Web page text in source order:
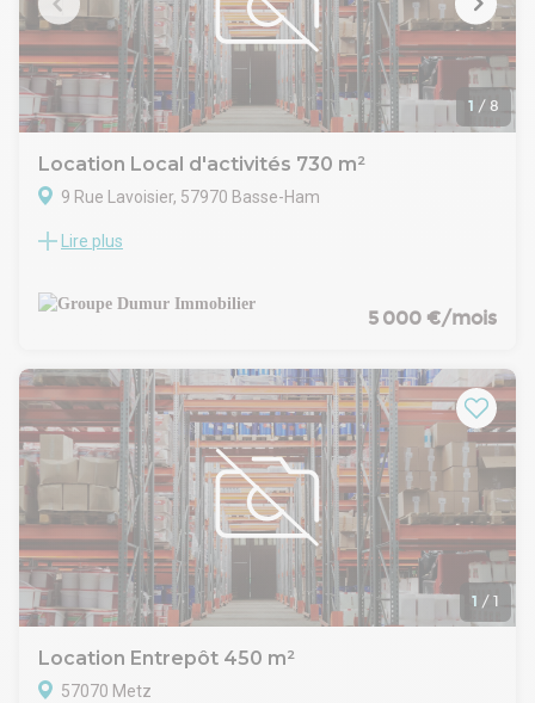
Agent commercial (Entreprise individuelle)
1 / 8
Location Local d'activités 730 m²
9 Rue Lavoisier, 57970 Basse-Ham
TRES BON ETAT D'USAGE ET QUALITE DE FABRICATION
comprenant un atelier dépôt de 470 m² isolé, hauteur 5.5
mètres, chauffé au gaz et mezzanine de 110 m²
de 4 mètres et comprenant un pont roulant de 3T
- Il dispose également d'une surface de bureaux, sanitaires
et locaux sociaux climatisés de 240 m² avec vitres anti
chaleur côté sud
- 18 parkings privatifs viennent compléter l'offre
Lire plus
5 000 €/mois
1 / 1
Location Entrepôt 450 m²
57070 Metz